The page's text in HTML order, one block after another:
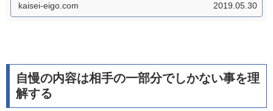
kaisei-eigo.com 2019.05.30
自慢の内容は相手の一部分でしかない事を理
解する